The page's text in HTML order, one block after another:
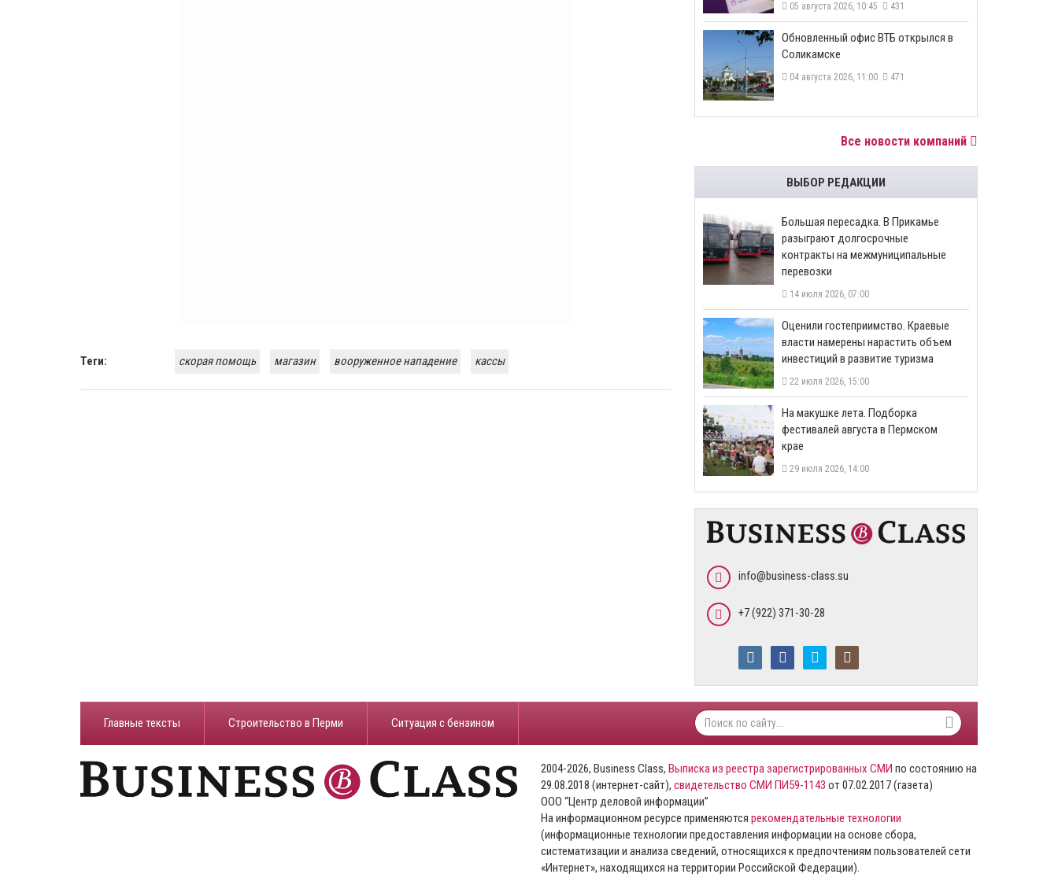
Теги: скорая помощь магазин вооруженное нападение кассы
05 августа 2026, 10:45 431
​Обновленный офис ВТБ открылся в
Соликамске
04 августа 2026, 11:00 471
Все новости компаний
ВЫБОР РЕДАКЦИИ
Большая пересадка. В Прикамье
разыграют долгосрочные
контракты на межмуниципальные
перевозки
14 июля 2026, 07:00
Оценили гостеприимство. Краевые
власти намерены нарастить объем
инвестиций в развитие туризма
22 июля 2026, 15:00
На макушке лета. Подборка
фестивалей августа в Пермском
крае
29 июля 2026, 14:00
info@business-class.su
+7 (922) 371-30-28
Главные тексты Строительство в Перми ​Ситуация с бензином
2004-2026, Business Class, Выписка из реестра зарегистрированных СМИ по состоянию на
29.08.2018 (интернет-сайт), свидетельство СМИ ПИ59-1143 от 07.02.2017 (газета)
ООО “Центр деловой информации”
На информационном ресурсе применяются рекомендательные технологии
(информационные технологии предоставления информации на основе сбора,
систематизации и анализа сведений, относящихся к предпочтениям пользователей сети
«Интернет», находящихся на территории Российской Федерации).